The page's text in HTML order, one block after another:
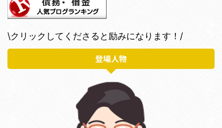
\クリックしてくださると励みになります！/
登場人物